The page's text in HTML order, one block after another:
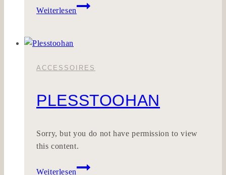
Weiterlesen
Dreifalt
ACCESSOIRES
PLESSTOOHAN
Sorry, but you do not have permission to view
this content.
Weiterlesen
Plesstoohan